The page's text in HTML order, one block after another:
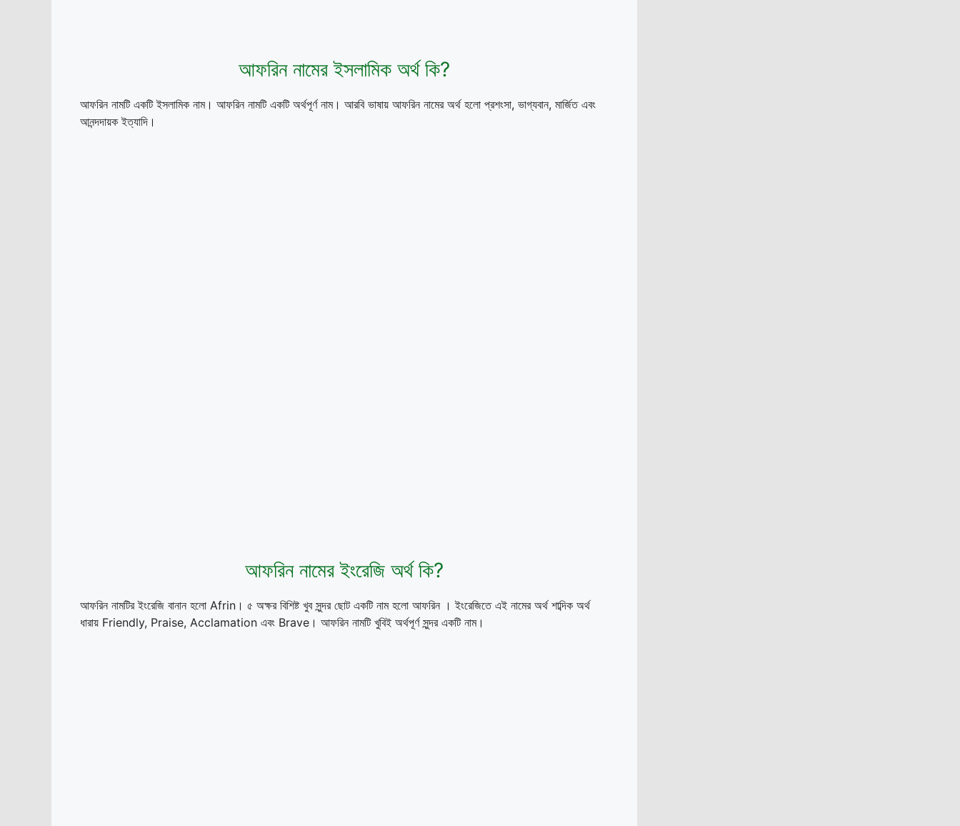
আফরিন নামের ইসলামিক অর্থ কি?
আফরিন নামটি একটি ইসলামিক নাম। আফরিন নামটি একটি অর্থপূর্ণ নাম। আরবি ভাষায় আফরিন নামের অর্থ হলো প্রশংসা, ভাগ্যবান, মার্জিত এবং
আনন্দদায়ক ইত্যাদি।
আফরিন নামের ইংরেজি অর্থ কি?
আফরিন নামটির ইংরেজি বানান হলো Afrin। ৫ অক্ষর বিশিষ্ট খুব সুন্দর ছোট একটি নাম হলো আফরিন । ইংরেজিতে এই নামের অর্থ শাব্দিক অর্থ
ধারায় Friendly, Praise, Acclamation এবং Brave। আফরিন নামটি খুবিই অর্থপূর্ণ সুন্দর একটি নাম।